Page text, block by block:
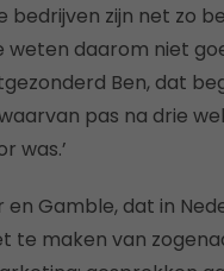
bedrijven zijn net zo
weten daarom niet
Ben, dat
pas na drie
was.’
en Gamble, dat in
te maken van